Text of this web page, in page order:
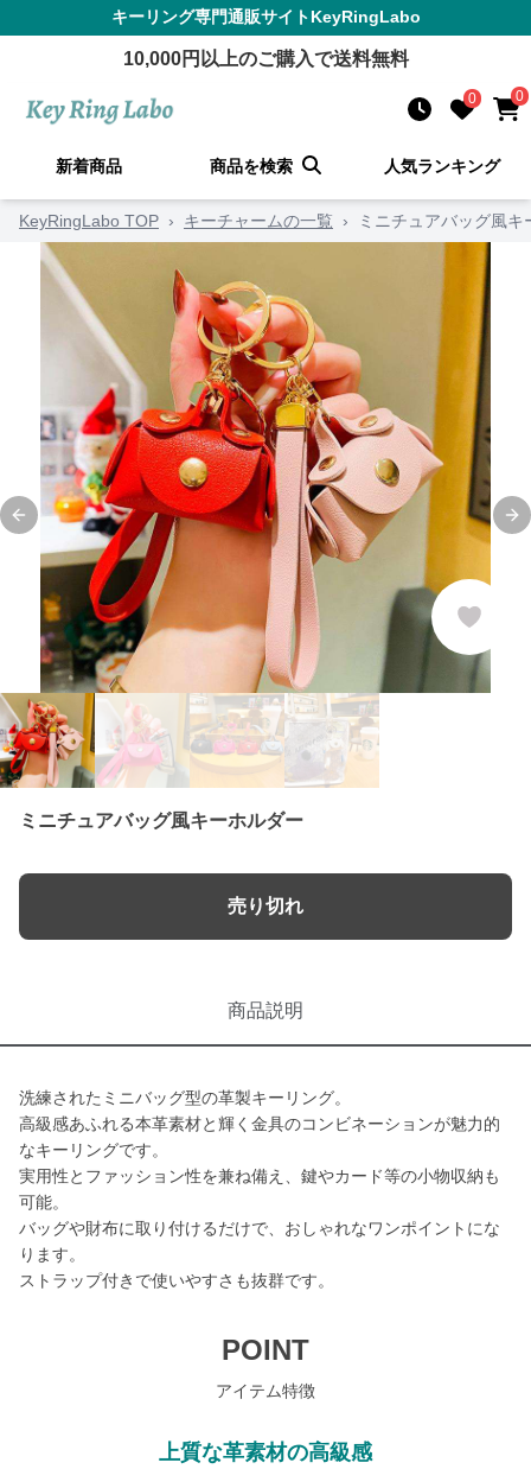
キーリング専門通販サイトKeyRingLabo
10,000円以上のご購入で送料無料
0 0
新着商品 商品を検索 人気ランキング
KeyRingLabo TOP › キーチャームの一覧 › ミニチュアバッグ風キ
Previous slide
ミニチュアバッグ風キーホルダー
売り切れ
商品説明
洗練されたミニバッグ型の革製キーリング。
高級感あふれる本革素材と輝く金具のコンビネーションが魅力的
なキーリングです。
実用性とファッション性を兼ね備え、鍵やカード等の小物収納も
可能。
バッグや財布に取り付けるだけで、おしゃれなワンポイントにな
ります。
ストラップ付きで使いやすさも抜群です。
POINT
アイテム特徴
上質な革素材の高級感